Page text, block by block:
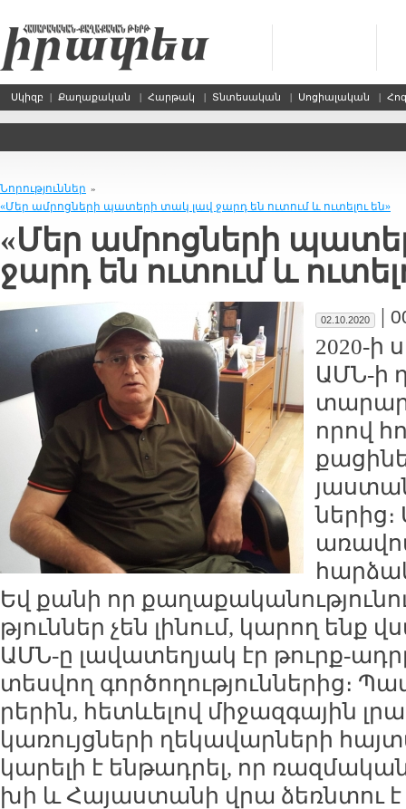
Սկիզբ | Քաղաքական | Հարթակ | Տնտեսական | Սոցիալական |
Նորություններ »
«Մեր ամ­րոց­նե­րի պա­տե­րի տակ լավ ջարդ են ու­տում և ու­տե­լու են»
«Մեր ամ­րոց­նե­րի
ջարդ են ու­տում և
02.10.2020 |
2020-ի
ԱՄՆ-ի
ո­րով
Եվ քա­նի որ
թյուն­ներ չեն լի­նում, կա­րող ենք
ԱՄՆ-ը լա­վա­տե­ղյակ էր թուրք-
տես­վող գոր­ծո­ղու­թյուն­նե­րից։
րե­րին, հետևե­լով մի­ջազ­գա­յին
կա­ռույց­նե­րի ղե­կա­վար­նե­րի
կա­րե­լի է են­թադ­րել, որ
խի և Հա­յաս­տա­նի վրա ձեռն­տու